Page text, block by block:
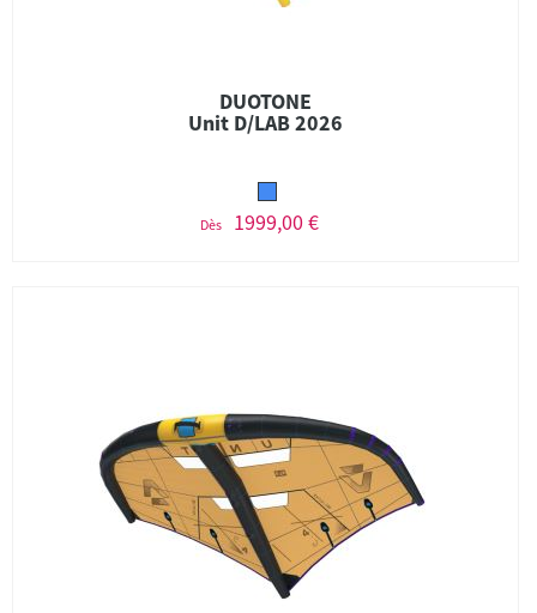
DUOTONE
Unit D/LAB 2026
Dès 1999,00 €